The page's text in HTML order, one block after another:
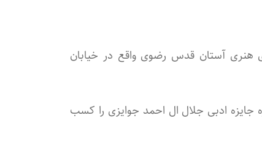
هنری آستان قدس رضوی واقع در خیابان
جایزه ادبی جلال ال احمد جوایزی را کسب